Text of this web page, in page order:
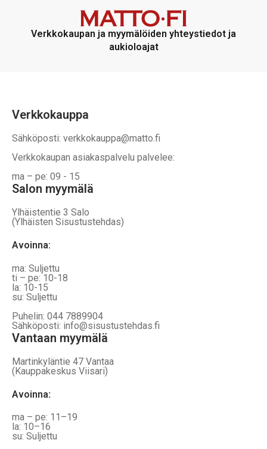
voidaan
jotka
voidaan
valita
tuotteen
Verkkokaupan ja myymälöiden yhteystiedot ja
aukioloajat
Verkkokauppa
Sähköposti: verkkokauppa@matto.fi
Verkkokaupan asiakaspalvelu palvelee:
ma – pe: 09 - 15
Salon myymälä
Ylhäistentie 3 Salo
(Ylhäisten Sisustustehdas)
Avoinna:
ma: Suljettu
ti – pe: 10-18
la: 10-15
su: Suljettu
Puhelin: 044 7889904
Sähköposti: info@sisustustehdas.fi
Vantaan myymälä
Martinkyläntie 47 Vantaa
(Kauppakeskus Viisari)
Avoinna:
ma – pe: 11–19
la: 10–16
su: Suljettu